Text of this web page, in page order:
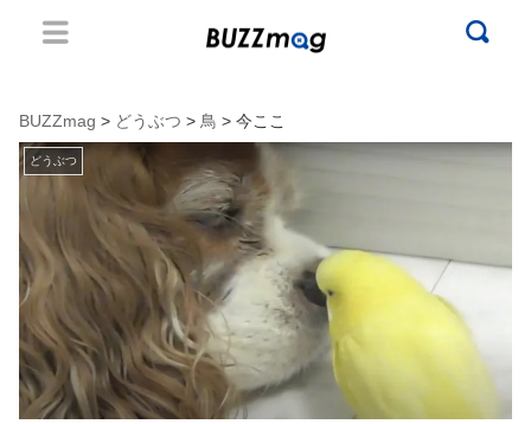
BUZZmag > どうぶつ > 鳥 > 今ここ
どうぶつ